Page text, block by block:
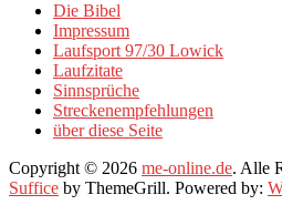
Die Bibel
Impressum
Laufsport 97/30 Lowick
Laufzitate
Sinnsprüche
Streckenempfehlungen
über diese Seite
Copyright © 2026 me-online.de. Alle
Suffice by ThemeGrill. Powered by: